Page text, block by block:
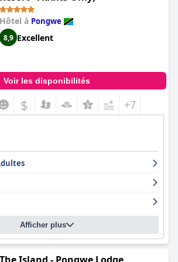
Hôtel à Pongwe
8,9 Excellent
Voir les disponibilités
$ +7
Afficher plus